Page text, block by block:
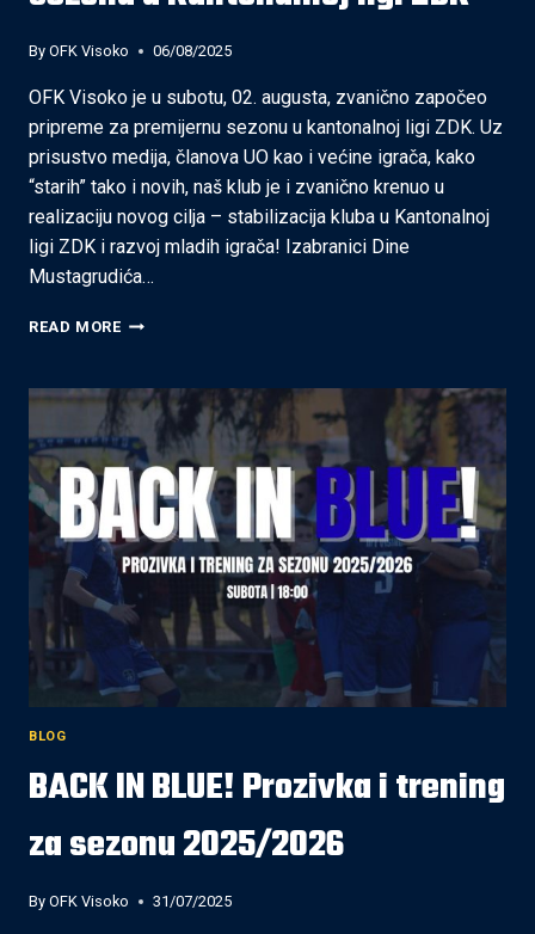
By OFK Visoko 06/08/2025
OFK Visoko je u subotu, 02. augusta, zvanično započeo
pripreme za premijernu sezonu u kantonalnoj ligi ZDK. Uz
prisustvo medija, članova UO kao i većine igrača, kako
“starih” tako i novih, naš klub je i zvanično krenuo u
realizaciju novog cilja – stabilizacija kluba u Kantonalnoj
ligi ZDK i razvoj mladih igrača! Izabranici Dine
Mustagrudića…
READ MOREOFK
S
PRIPREMAMA
ZA
PREMIJERNU
SEZONU
U
KANTONALNOJ
LIGI
ZDK
BLOG
BACK IN BLUE! Prozivka i trening
za sezonu 2025/2026
By OFK Visoko 31/07/2025